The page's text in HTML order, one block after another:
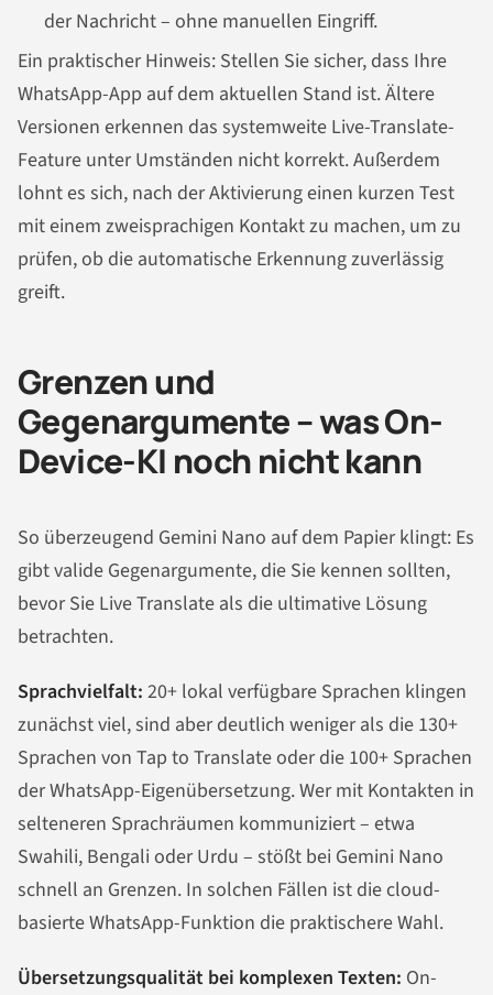
der Nachricht – ohne manuellen Eingriff.
Ein praktischer Hinweis: Stellen Sie sicher, dass Ihre
WhatsApp-App auf dem aktuellen Stand ist. Ältere
Versionen erkennen das systemweite Live-Translate-
Feature unter Umständen nicht korrekt. Außerdem
lohnt es sich, nach der Aktivierung einen kurzen Test
mit einem zweisprachigen Kontakt zu machen, um zu
prüfen, ob die automatische Erkennung zuverlässig
greift.
Grenzen und
Gegenargumente – was On-
Device-KI noch nicht kann
So überzeugend Gemini Nano auf dem Papier klingt: Es
gibt valide Gegenargumente, die Sie kennen sollten,
bevor Sie Live Translate als die ultimative Lösung
betrachten.
Sprachvielfalt: 20+ lokal verfügbare Sprachen klingen
zunächst viel, sind aber deutlich weniger als die 130+
Sprachen von Tap to Translate oder die 100+ Sprachen
der WhatsApp-Eigenübersetzung. Wer mit Kontakten in
selteneren Sprachräumen kommuniziert – etwa
Swahili, Bengali oder Urdu – stößt bei Gemini Nano
schnell an Grenzen. In solchen Fällen ist die cloud-
basierte WhatsApp-Funktion die praktischere Wahl.
Übersetzungsqualität bei komplexen Texten: On-